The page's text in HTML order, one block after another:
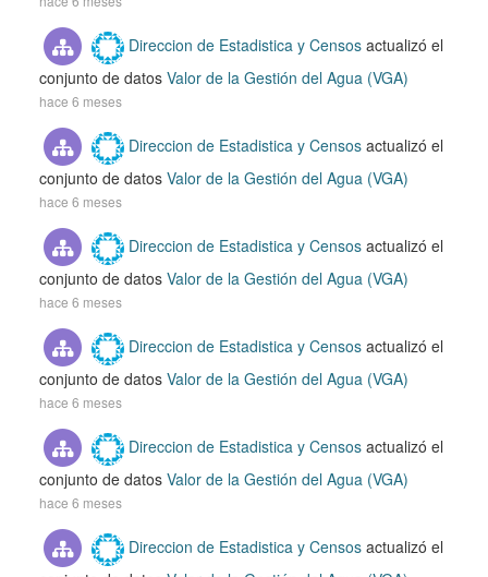
Direccion de Estadistica y Censos actualizó el
conjunto de datos Valor de la Gestión del Agua (VGA)
hace 6 meses
Direccion de Estadistica y Censos actualizó el
conjunto de datos Valor de la Gestión del Agua (VGA)
hace 6 meses
Direccion de Estadistica y Censos actualizó el
conjunto de datos Valor de la Gestión del Agua (VGA)
hace 6 meses
Direccion de Estadistica y Censos actualizó el
conjunto de datos Valor de la Gestión del Agua (VGA)
hace 6 meses
Direccion de Estadistica y Censos actualizó el
conjunto de datos Valor de la Gestión del Agua (VGA)
hace 6 meses
Direccion de Estadistica y Censos actualizó el